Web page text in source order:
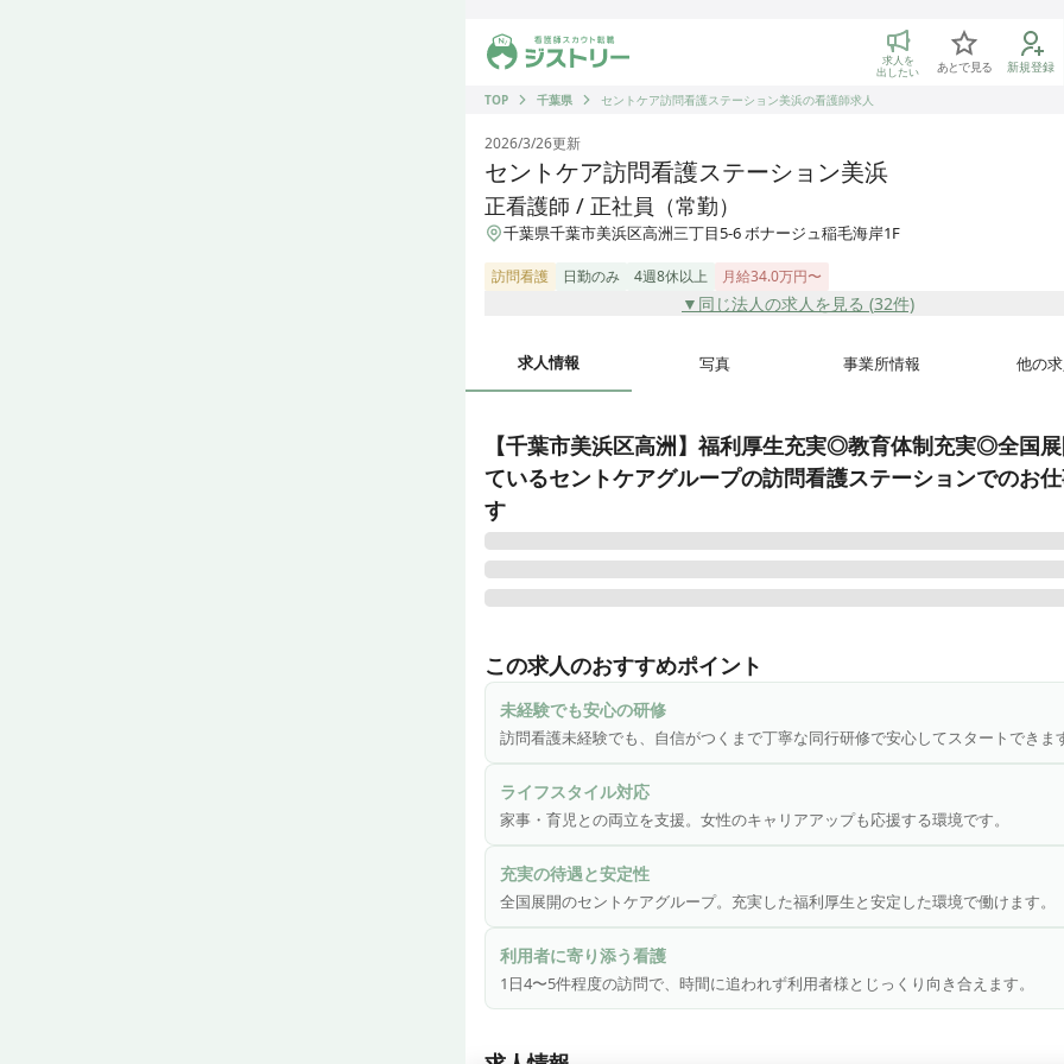
ジストリー 看護師の転職マッチング
求人を
出したい あとで見る 新規登録
TOP
千葉県 セントケア訪問看護ステーション美浜の看護師求人
2026/3/26更新
セントケア訪問看護ステーション美浜
正看護師 / 正社員（常勤）
千葉県千葉市美浜区高洲三丁目5-6 ボナージュ稲毛海岸1F
訪問看護 日勤のみ 4週8休以上 月給34.0万円〜
▼同じ法人の求人を見る (32件)
求人情報 写真 事業所情報 他の求
【千葉市美浜区高洲】福利厚生充実◎教育体制充実◎全国
ているセントケアグループの訪問看護ステーションでのお
す
ざまな介護・医療サービスを展開する「セントケア千葉株式会社」が運
います。
訪問看護ステーションで正職員の看護師を募集中です！
セントケア千葉は、働き方やライフスタイルに対応できるよう進化を続
ます。お客様やそのご家族様が、どうしたら喜びや生きがいを持ってい
るのかを考え、日々サービスの向上を模索しています。より良いサービ
供するために、スタッフがやりがいをもって働ける環境が不可欠と考え
る当社では、待遇や福利厚生の充実はもちろん、家事や子育てで忙しい
もキャリアアップできる環境づくりに力を入れています。
1日4〜5件程度、お客様のお宅を訪問します。訪問看護は時間に追われる
なく、お客様に寄り添った看護が可能です。
この求人のおすすめポイント
未経験でも安心の研修
訪問看護未経験でも、自信がつくまで丁寧な同行研修で安心してスタートできま
ライフスタイル対応
家事・育児との両立を支援。女性のキャリアアップも応援する環境です。
充実の待遇と安定性
全国展開のセントケアグループ。充実した福利厚生と安定した環境で働けます。
利用者に寄り添う看護
1日4〜5件程度の訪問で、時間に追われず利用者様とじっくり向き合えます。